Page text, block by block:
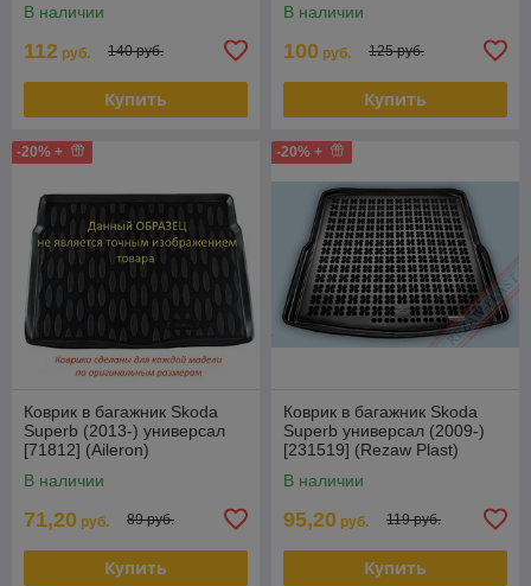
В наличии
112 руб. 140 руб.
Купить
В наличии
100 руб. 125 руб.
Купить
-20% +
Коврик в багажник Skoda
Superb (2013-) универсал
[71812] (Aileron)
В наличии
71,20 руб. 89 руб.
Купить
-20% +
Коврик в багажник Skoda
Superb универсал (2009-)
[231519] (Rezaw Plast)
В наличии
95,20 руб. 119 руб.
Купить